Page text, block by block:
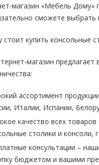
магазин «Мебель Дому»
сможете
стоит купить консольные
магазин
ассортимент
Италии, Испании,
качество всех
столики и консоли,
консультации –
бюджетом и вашими